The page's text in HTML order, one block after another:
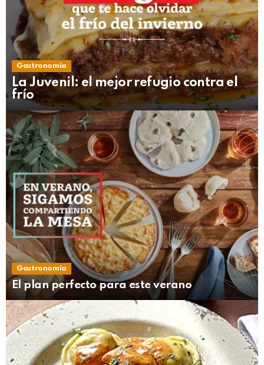
Gastronomía
La Juvenil: el mejor refugio contra el
frío
Gastronomía
El plan perfecto para este verano